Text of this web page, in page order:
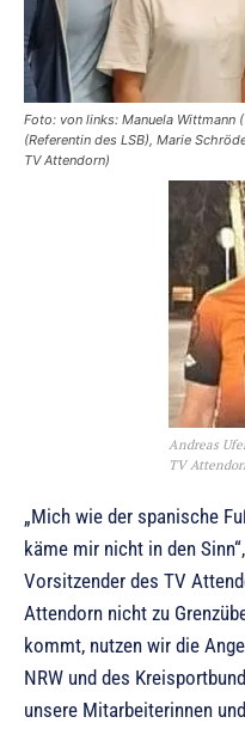
Foto: von links: Manuela Wittmann
(Referentin des LSB), Marie
TV Attendorn)
Andreas
TV
„Mich wie der spanische
käme mir nicht in den
Vorsitzender des TV
Attendorn nicht zu
kommt, nutzen wir die
NRW und des
unsere Mitarbeiterinnen